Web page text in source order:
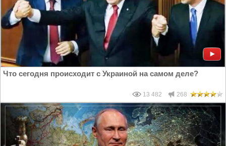
Что сегодня происходит с Украиной на самом деле?
13 482 268